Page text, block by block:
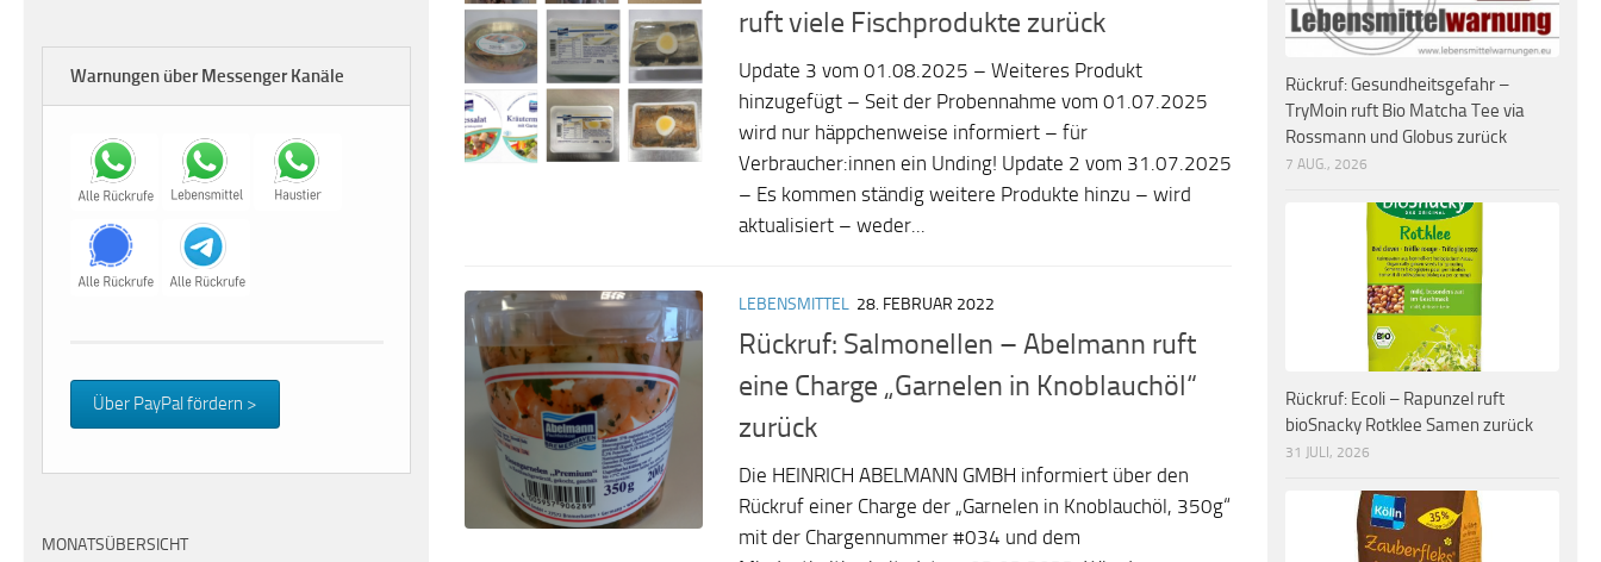
ruft viele Fischprodukte zurück
Update 3 vom 01.08.2025 – Weiteres Produkt
hinzugefügt – Seit der Probennahme vom 01.07.2025
wird nur häppchenweise informiert – für
Verbraucher:innen ein Unding! Update 2 vom 31.07.2025
– Es kommen ständig weitere Produkte hinzu – wird
aktualisiert – weder...
LEBENSMITTEL 28. FEBRUAR 2022
Rückruf: Salmonellen – Abelmann ruft
eine Charge „Garnelen in Knoblauchöl“
zurück
Die HEINRICH ABELMANN GMBH informiert über den
Rückruf einer Charge der „Garnelen in Knoblauchöl, 350g“
mit der Chargennummer #034 und dem
Warnungen über Messenger Kanäle
Über PayPal fördern >
MONATSÜBERSICHT
Rückruf: Gesundheitsgefahr –
TryMoin ruft Bio Matcha Tee via
Rossmann und Globus zurück
7 AUG., 2026
Rückruf: Ecoli – Rapunzel ruft
bioSnacky Rotklee Samen zurück
31 JULI, 2026